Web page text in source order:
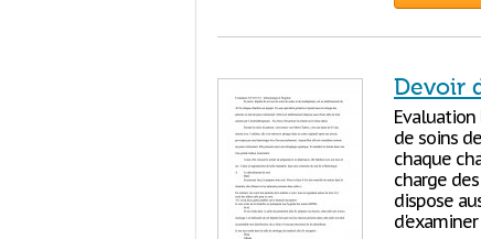
Devoir
de soins
chaque
charge
dispose